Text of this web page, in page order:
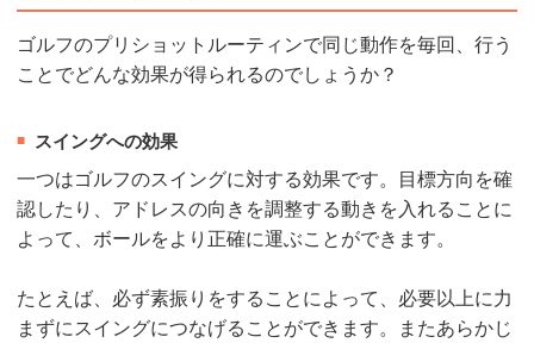
ゴルフのプリショットルーティンで同じ動作を毎回、行う
ことでどんな効果が得られるのでしょうか？
スイングへの効果
一つはゴルフのスイングに対する効果です。目標方向を確
認したり、アドレスの向きを調整する動きを入れることに
よって、ボールをより正確に運ぶことができます。
たとえば、必ず素振りをすることによって、必要以上に力
まずにスイングにつなげることができます。またあらかじ